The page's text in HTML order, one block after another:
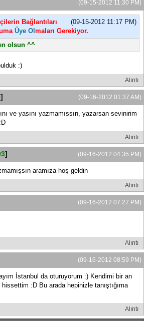
(09-15-2012 11:30 PM)
(09-15-2012 11:17 PM)
Bağlantıları
Üye Ol maları Gerekiyor.
olsun ^^
:)
Alıntı
(09-16-2012 01:37 AM)
]
ve yasını yazmamıssın, yazarsan sevinirim
Alıntı
(09-16-2012 04:35 PM)
]
aramıza hoş geldin
Alıntı
(09-16-2012 07:27 PM)
Alıntı
(09-16-2012 08:59 PM)
İstanbul da oturuyorum :) Kendimi bir an
hissettim :D Bu arada hepinizle tanıştığıma
Alıntı